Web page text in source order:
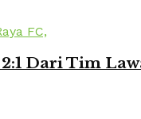
Dari Tim